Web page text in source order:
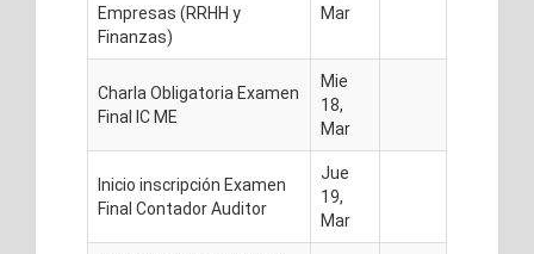
Empresas (RRHH y
Finanzas)
Mar
Charla Obligatoria Examen
Final IC ME
Mie
18,
Mar
Inicio inscripción Examen
Final Contador Auditor
Jue
19,
Mar